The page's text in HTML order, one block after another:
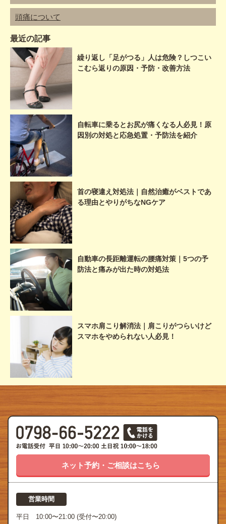
頭痛について
最近の記事
繰り返し「足がつる」人は危険？しつこい
こむら返りの原因・予防・改善方法
自転車に乗るとお尻が痛くなる人必見！原
因別の対処と応急処置・予防法を紹介
首の寝違え対処法｜自然治癒がベストであ
る理由とやりがちなNGケア
自動車の長距離運転の腰痛対策｜5つの予
防法と痛みが出た時の対処法
スマホ肩こり解消法｜肩こりがつらいけど
スマホをやめられない人必見！
ネット予約・ご相談はこちら
営業時間
平日 10:00〜21:00 (受付〜20:00)